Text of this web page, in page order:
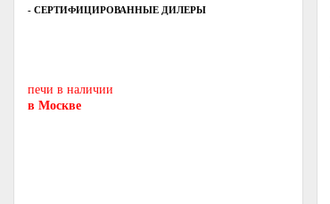
- СЕРТИФИЦИРОВАННЫЕ ДИЛЕРЫ
печи в наличии
в Москве